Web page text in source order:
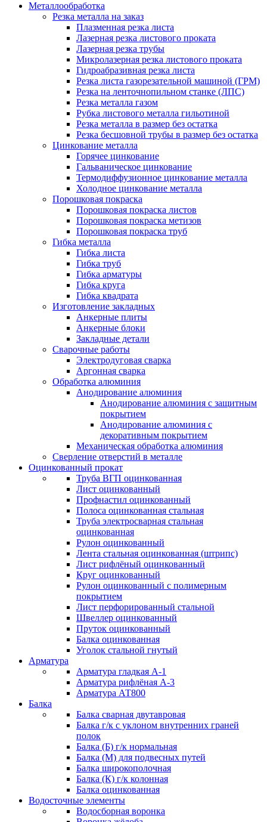
Металлообработка
Резка металла на заказ
Плазменная резка листа
Лазерная резка листового проката
Лазерная резка трубы
Микролазерная резка листового проката
Гидроабразивная резка листа
Резка листа газорезательной машиной (ГРМ)
Резка на ленточнопильном станке (ЛПС)
Резка металла газом
Рубка листового металла гильотиной
Резка металла в размер без остатка
Резка бесшовной трубы в размер без остатка
Цинкование металла
Горячее цинкование
Гальваническое цинкование
Термодиффузионное цинкование металла
Холодное цинкование металла
Порошковая покраска
Порошковая покраска листов
Порошковая покраска метизов
Порошковая покраска труб
Гибка металла
Гибка листа
Гибка труб
Гибка арматуры
Гибка круга
Гибка квадрата
Изготовление закладных
Анкерные плиты
Анкерные блоки
Закладные детали
Сварочные работы
Электродуговая сварка
Аргонная сварка
Обработка алюминия
Анодирование алюминия
Анодирование алюминия с защитным
покрытием
Анодирование алюминия с
декоративным покрытием
Механическая обработка алюминия
Сверление отверстий в металле
Оцинкованный прокат
Труба ВГП оцинкованная
Лист оцинкованный
Профнастил оцинкованный
Полоса оцинкованная стальная
Труба электросварная стальная
оцинкованная
Рулон оцинкованный
Лента стальная оцинкованная (штрипс)
Лист рифлёный оцинкованный
Круг оцинкованный
Рулон оцинкованный с полимерным
покрытием
Лист перфорированный стальной
Швеллер оцинкованный
Пруток оцинкованный
Балка оцинкованная
Уголок стальной гнутый
Арматура
Арматура гладкая А-1
Арматура рифлёная А-3
Арматура АТ800
Балка
Балка сварная двутавровая
Балка г/к с уклоном внутренних граней
полок
Балка (Б) г/к нормальная
Балка (М) для подвесных путей
Балка широкополочная
Балка (К) г/к колонная
Балка оцинкованная
Водосточные элементы
Водосборная воронка